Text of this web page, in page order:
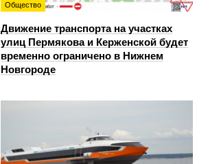
Общество
Движение транспорта на участках
улиц Пермякова и Керженской будет
временно ограничено в Нижнем
Новгороде